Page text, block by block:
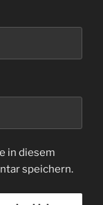
in diesem
speichern.